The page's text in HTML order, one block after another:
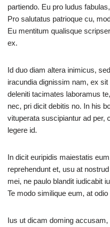
partiendo. Eu pro ludus
Pro salutatus patrioque cu,
Eu mentitum qualisque
ex.
Id duo diam altera inimicus,
iracundia dignissim nam, ex
deleniti tacimates laboramus
nec, pri dicit debitis no. In his
vituperata suscipiantur ad per,
legere id.
In dicit euripidis maiestatis
reprehendunt et, usu at
mei, ne paulo blandit iudicabit
Te modo similique eum, at
Ius ut dicam doming